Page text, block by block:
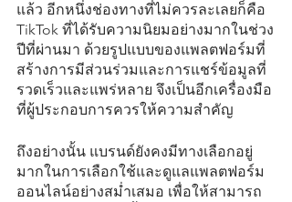
แล้ว อีกหนึ่งช่องทางที่ไม่ควรละเลยก็คือ
TikTok ที่ได้รับความนิยมอย่างมากในช่วง
ปีที่ผ่านมา ด้วยรูปแบบของแพลตฟอร์มที่
สร้างการมีส่วนร่วมและการแชร์ข้อมูลที่
รวดเร็วและแพร่หลาย จึงเป็นอีกเครื่องมือ
ที่ผู้ประกอบการควรให้ความสำคัญ
ถึงอย่างนั้น แบรนด์ยังคงมีทางเลือกอยู่
มากในการเลือกใช้และดูแลแพลตฟอร์ม
ออนไลน์อย่างสม่ำเสมอ เพื่อให้สามารถ